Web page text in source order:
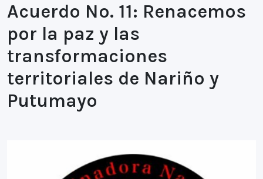
Acuerdo No. 11: Renacemos
por la paz y las
transformaciones
territoriales de Nariño y
Putumayo